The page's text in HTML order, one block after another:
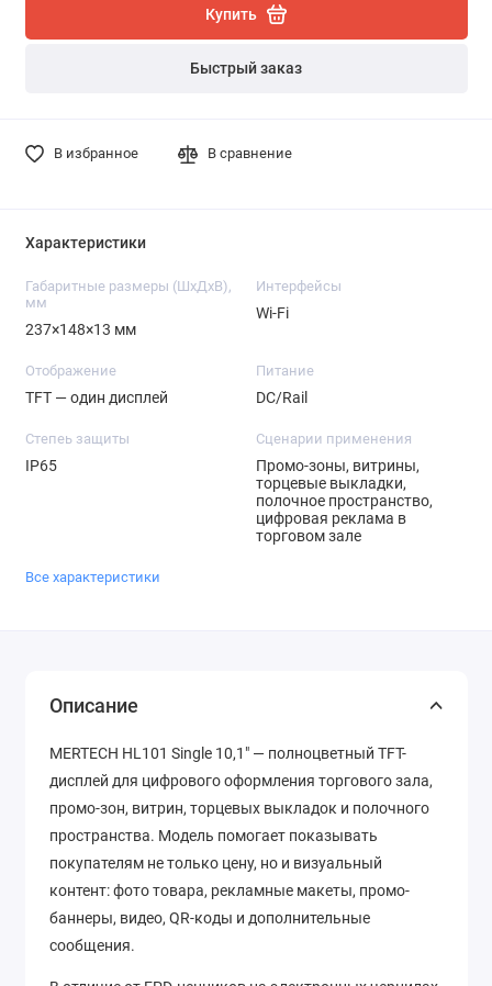
Купить
Быстрый заказ
В избранное В сравнение
Характеристики
Габаритные размеры (ШхДхВ),
мм
237×148×13 мм
Интерфейсы
Wi-Fi
Отображение
TFT — один дисплей
Питание
DC/Rail
Степеь защиты
IP65
Сценарии применения
Промо-зоны, витрины,
торцевые выкладки,
полочное пространство,
цифровая реклама в
торговом зале
Все характеристики
Описание
MERTECH HL101 Single 10,1″ — полноцветный TFT-
дисплей для цифрового оформления торгового зала,
промо-зон, витрин, торцевых выкладок и полочного
пространства. Модель помогает показывать
покупателям не только цену, но и визуальный
контент: фото товара, рекламные макеты, промо-
баннеры, видео, QR-коды и дополнительные
сообщения.